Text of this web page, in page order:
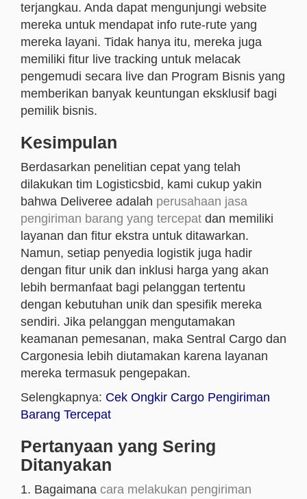
terjangkau. Anda dapat mengunjungi website
mereka untuk mendapat info rute-rute yang
mereka layani. Tidak hanya itu, mereka juga
memiliki fitur live tracking untuk melacak
pengemudi secara live dan Program Bisnis yang
memberikan banyak keuntungan eksklusif bagi
pemilik bisnis.
Kesimpulan
Berdasarkan penelitian cepat yang telah
dilakukan tim Logisticsbid, kami cukup yakin
bahwa Deliveree adalah perusahaan jasa
pengiriman barang yang tercepat dan memiliki
layanan dan fitur ekstra untuk ditawarkan.
Namun, setiap penyedia logistik juga hadir
dengan fitur unik dan inklusi harga yang akan
lebih bermanfaat bagi pelanggan tertentu
dengan kebutuhan unik dan spesifik mereka
sendiri. Jika pelanggan mengutamakan
keamanan pemesanan, maka Sentral Cargo dan
Cargonesia lebih diutamakan karena layanan
mereka termasuk pengepakan.
Selengkapnya: Cek Ongkir Cargo Pengiriman
Barang Tercepat
Pertanyaan yang Sering
Ditanyakan
1. Bagaimana cara melakukan pengiriman